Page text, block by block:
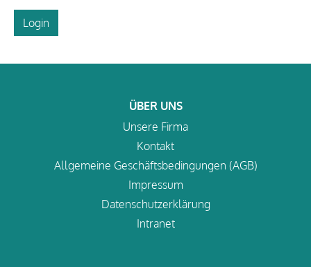
Login
ÜBER UNS
Unsere Firma
Kontakt
Allgemeine Geschäftsbedingungen (AGB)
Impressum
Datenschutzerklärung
Intranet